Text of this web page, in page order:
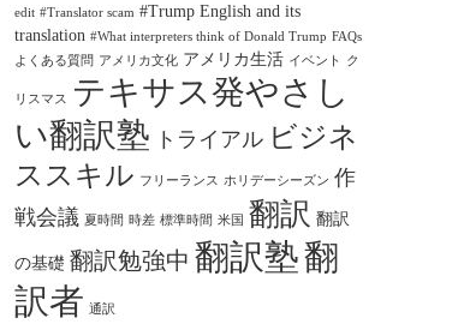
edit #Translator scam #Trump English and its
translation #What interpreters think of Donald Trump FAQs
よくある質問 アメリカ文化 アメリカ生活 イベント ク
リスマス
テキサス発やさし
い翻訳塾 トライアル ビジネ
ススキル フリーランス ホリデーシーズン 作
戦会議 夏時間 時差 標準時間 米国 翻訳 翻訳
の基礎 翻訳勉強中 翻訳塾翻
訳者 通訳